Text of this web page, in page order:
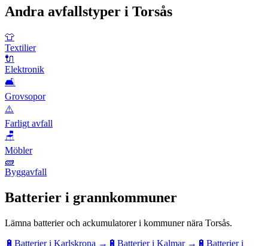
Andra avfallstyper i Torsås
👕
Textilier
🔌
Elektronik
🛋️
Grovsopor
⚠️
Farligt avfall
🪑
Möbler
🧱
Byggavfall
Batterier i grannkommuner
Lämna batterier och ackumulatoreri kommuner nära Torsås.
🔋 Batterieri Karlskrona → 🔋 Batterieri Kalmar→ 🔋 Batterieri